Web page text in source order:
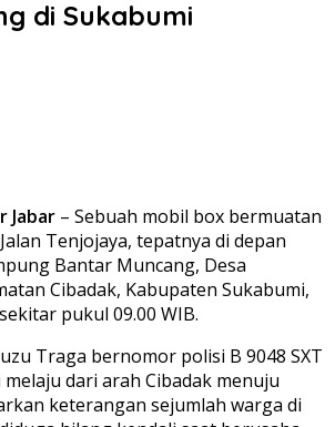
di Sukabumi
Jabar – Sebuah mobil box bermuatan
Tenjojaya, tepatnya di depan
Bantar Muncang, Desa
Cibadak, Kabupaten Sukabumi,
pukul 09.00 WIB.
Traga bernomor polisi B 9048 SXT
dari arah Cibadak menuju
keterangan sejumlah warga di